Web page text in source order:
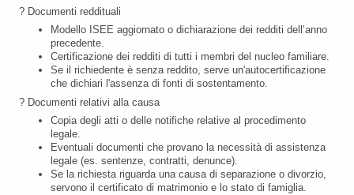
? Documenti reddituali
Modello ISEE aggiornato o dichiarazione dei redditi dell’anno
precedente.
Certificazione dei redditi di tutti i membri del nucleo familiare.
Se il richiedente è senza reddito, serve un'autocertificazione
che dichiari l'assenza di fonti di sostentamento.
? Documenti relativi alla causa
Copia degli atti o delle notifiche relative al procedimento
legale.
Eventuali documenti che provano la necessità di assistenza
legale (es. sentenze, contratti, denunce).
Se la richiesta riguarda una causa di separazione o divorzio,
servono il certificato di matrimonio e lo stato di famiglia.